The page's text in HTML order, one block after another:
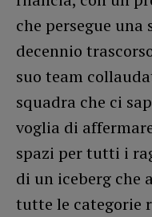
che persegue
decennio
suo team
squadra che ci
voglia di
spazi per tutti i
di un iceberg che
tutte le categorie